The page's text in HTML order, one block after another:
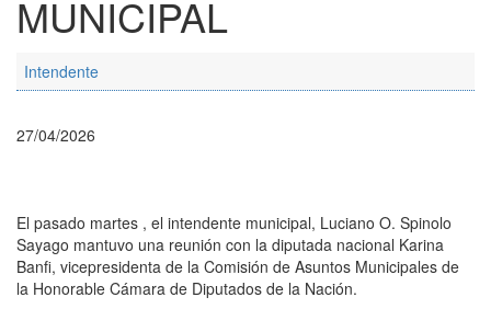
MUNICIPAL
Intendente
27/04/2026
El pasado martes , el intendente municipal, Luciano O. Spinolo
Sayago mantuvo una reunión con la diputada nacional Karina
Banfi, vicepresidenta de la Comisión de Asuntos Municipales de
la Honorable Cámara de Diputados de la Nación.